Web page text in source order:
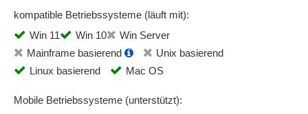
kompatible Betriebssysteme (läuft mit):
Win 11
Win 10
Win Server
Mainframe basierend
Unix basierend
Linux basierend
Mac OS
Mobile Betriebssysteme (unterstützt):